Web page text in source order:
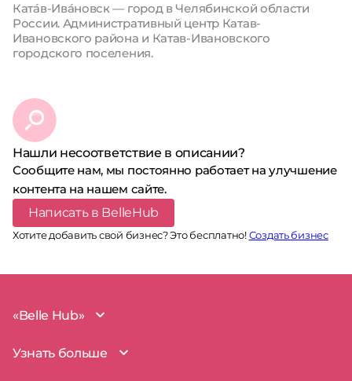
Ката́в-Ива́новск — город в Челябинской области
России. Административный центр Катав-
Ивановского района и Катав-Ивановского
городского поселения.
Нашли несоответствие в описании?
Сообщите нам, мы постоянно работает на улучшение
контента на нашем сайте.
Написать в BelleHub
Хотите добавить свой бизнес? Это бесплатно!Создать бизнес
«Belle Hub»
О проекте
Узнать больше